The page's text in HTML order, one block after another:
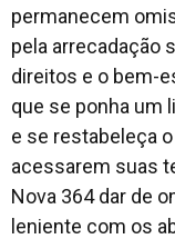
permanecem
pela arrecadação
direitos e o bem-
que se ponha um
e se restabeleça
acessarem suas
Nova 364 dar de
leniente com os